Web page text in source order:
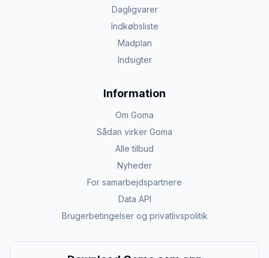
Dagligvarer
Indkøbsliste
Madplan
Indsigter
Information
Om Goma
Sådan virker Goma
Alle tilbud
Nyheder
For samarbejdspartnere
Data API
Brugerbetingelser og privatlivspolitik